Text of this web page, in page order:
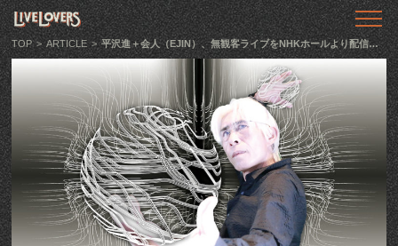
TOP
トップ
ABOUT
LIVE LOVERSとは
SHOWS
ライブ情報
LLTV
動画番組
TOP > ARTICLE > 平沢進＋会人（EJIN）、無観客ライブをNHKホールより配信 360°カメラ配信も